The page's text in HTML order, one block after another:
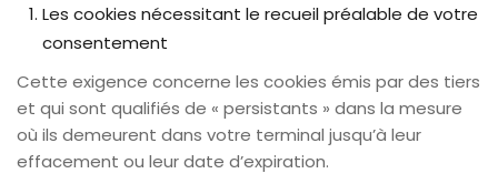
Les cookies nécessitant le recueil préalable de votre
consentement
Cette exigence concerne les cookies émis par des tiers
et qui sont qualifiés de « persistants » dans la mesure
où ils demeurent dans votre terminal jusqu’à leur
effacement ou leur date d’expiration.